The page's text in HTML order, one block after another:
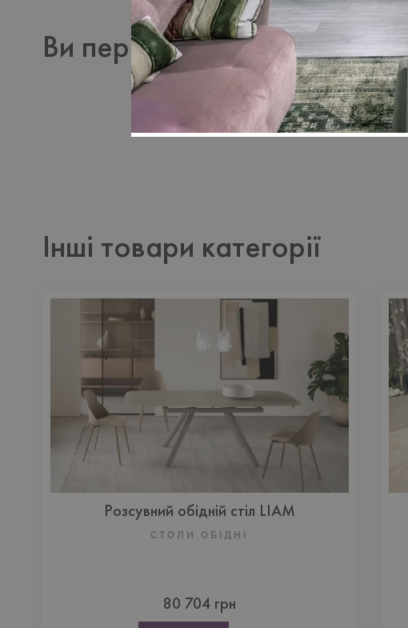
Ви переглядали
Інші товари категорії
Розсувний обідній стіл LIAM
СТОЛИ ОБІДНІ
80 704 грн